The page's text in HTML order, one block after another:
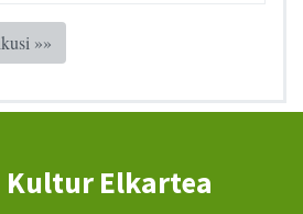
»»
Kultur Elkartea